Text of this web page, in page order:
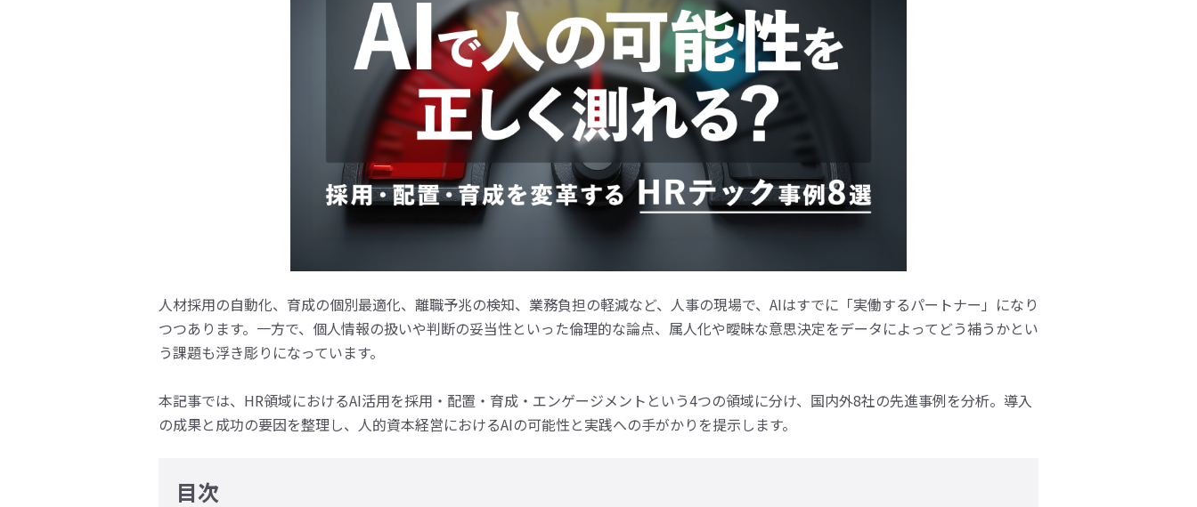
人材採用の自動化、育成の個別最適化、離職予兆の検知、業務負担の軽減など、人事の現場で、AIはすでに「実働するパートナー」になり
つつあります。一方で、個人情報の扱いや判断の妥当性といった倫理的な論点、属人化や曖昧な意思決定をデータによってどう補うかとい
う課題も浮き彫りになっています。
本記事では、HR領域におけるAI活用を採用・配置・育成・エンゲージメントという4つの領域に分け、国内外8社の先進事例を分析。導入
の成果と成功の要因を整理し、人的資本経営におけるAIの可能性と実践への手がかりを提示します。
目次